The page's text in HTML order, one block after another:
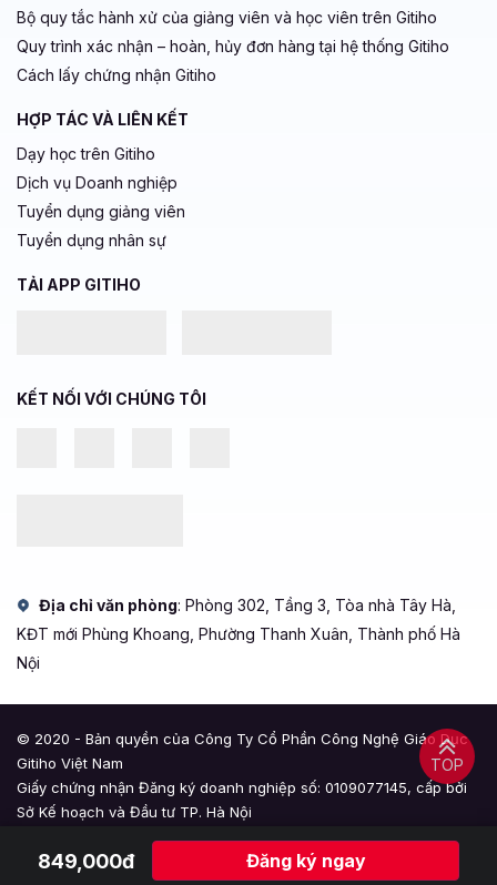
849,000đ Đăng ký ngay
TOP
Bộ quy tắc hành xử của giảng viên và học viên trên Gitiho
Quy trình xác nhận – hoàn, hủy đơn hàng tại hệ thống Gitiho
Cách lấy chứng nhận Gitiho
HỢP TÁC VÀ LIÊN KẾT
Dạy học trên Gitiho
Dịch vụ Doanh nghiệp
Tuyển dụng giảng viên
Tuyển dụng nhân sự
TẢI APP GITIHO
KẾT NỐI VỚI CHÚNG TÔI
Địa chỉ văn phòng: Phòng 302, Tầng 3, Tòa nhà Tây Hà,
KĐT mới Phùng Khoang, Phường Thanh Xuân, Thành phố Hà
Nội
© 2020 - Bản quyền của Công Ty Cổ Phần Công Nghệ Giáo Dục
Gitiho Việt Nam
Giấy chứng nhận Đăng ký doanh nghiệp số: 0109077145, cấp bởi
Sở Kế hoạch và Đầu tư TP. Hà Nội
thông